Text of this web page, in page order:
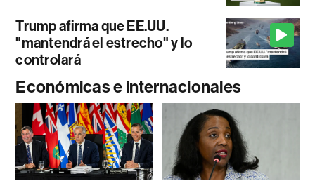
Trump afirma que EE.UU.
"mantendrá el estrecho" y lo
controlará
Económicas e internacionales